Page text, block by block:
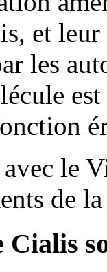
et leur
les
le
de